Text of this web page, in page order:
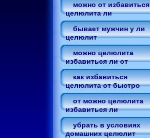
можно от избавиться
целюлита ли
бывает мужчин у ли
целюлит
можно целюлита
избавиться ли от
как избавиться
целюлита от быстро
от можно целюлита
избавиться ли
убрать в условиях
домашних целюлит